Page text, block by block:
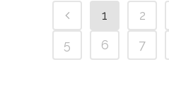
1 2
5
6 7